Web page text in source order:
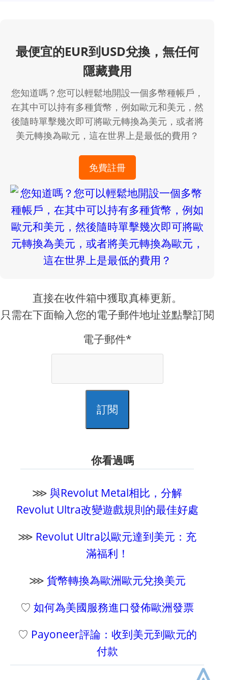
最便宜的EUR到USD兌換，無任何
隱藏費用
您知道嗎？您可以輕鬆地開設一個多幣種帳戶，
在其中可以持有多種貨幣，例如歐元和美元，然
後隨時單擊幾次即可將歐元轉換為美元，或者將
美元轉換為歐元，這在世界上是最低的費用？
免費註冊
直接在收件箱中獲取真棒更新。
只需在下面輸入您的電子郵件地址並點擊訂閱
電子郵件*
訂閱
你看過嗎
⋙與Revolut Metal相比，分解
Revolut Ultra改變遊戲規則的最佳好處
⋙ Revolut Ultra以歐元達到美元：充
滿福利！
⋙ 貨幣轉換為歐洲歐元兌換美元
♡如何為美國服務進口發佈歐洲發票
♡ Payoneer評論：收到美元到歐元的
付款